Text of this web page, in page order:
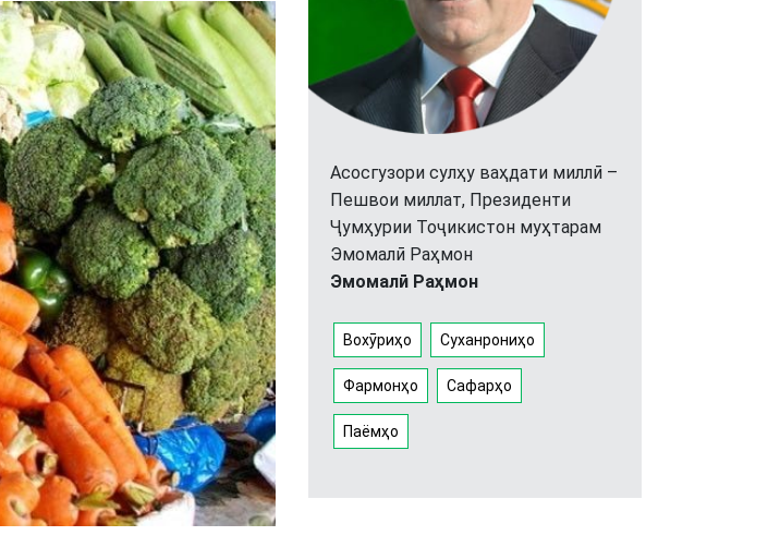
Асосгузори сулҳу ваҳдати миллӣ –
Пешвои миллат, Президенти
Ҷумҳурии Тоҷикистон муҳтарам
Эмомалӣ Раҳмон
Эмомалӣ Раҳмон
Вохӯриҳо Суханрониҳо
Фармонҳо Сафарҳо
Паёмҳо